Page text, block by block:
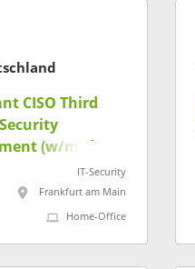
CISO Third
(w/m/d)
IT-Security
Frankfurt am Main
Home-Office